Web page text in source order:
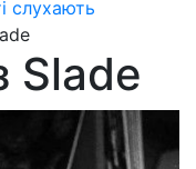
слухають
Slade